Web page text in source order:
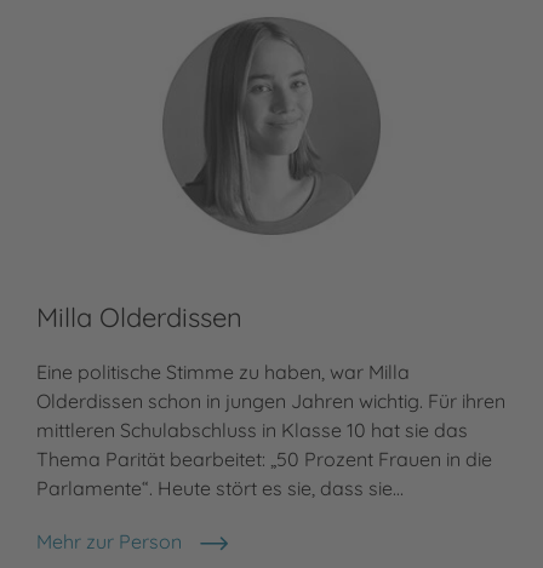
Milla Olderdissen
Eine politische Stimme zu haben, war Milla
Olderdissen schon in jungen Jahren wichtig. Für ihren
mittleren Schulabschluss in Klasse 10 hat sie das
Thema Parität bearbeitet: „50 Prozent Frauen in die
Parlamente“. Heute stört es sie, dass sie…
Mehr zur Person
Milla Olderdissen